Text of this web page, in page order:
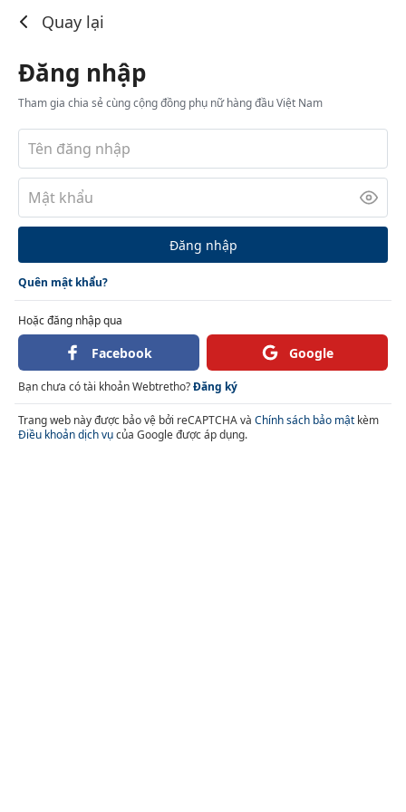
Quay lại
Đăng nhập
Tham gia chia sẻ cùng cộng đồng phụ nữ hàng đầu Việt Nam
Đăng nhập
Quên mật khẩu?
Hoặc đăng nhập qua
Facebook Google
Bạn chưa có tài khoản Webtretho?Đăng ký
Trang web này được bảo vệ bởi reCAPTCHA và Chính sách bảo mật kèm
Điều khoản dịch vụcủa Google được áp dụng.